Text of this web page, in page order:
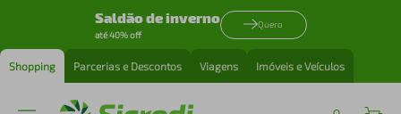
Saldão de inverno
até 40% off
Quero
Shopping Parcerias e Descontos Viagens Imóveis e Veículos